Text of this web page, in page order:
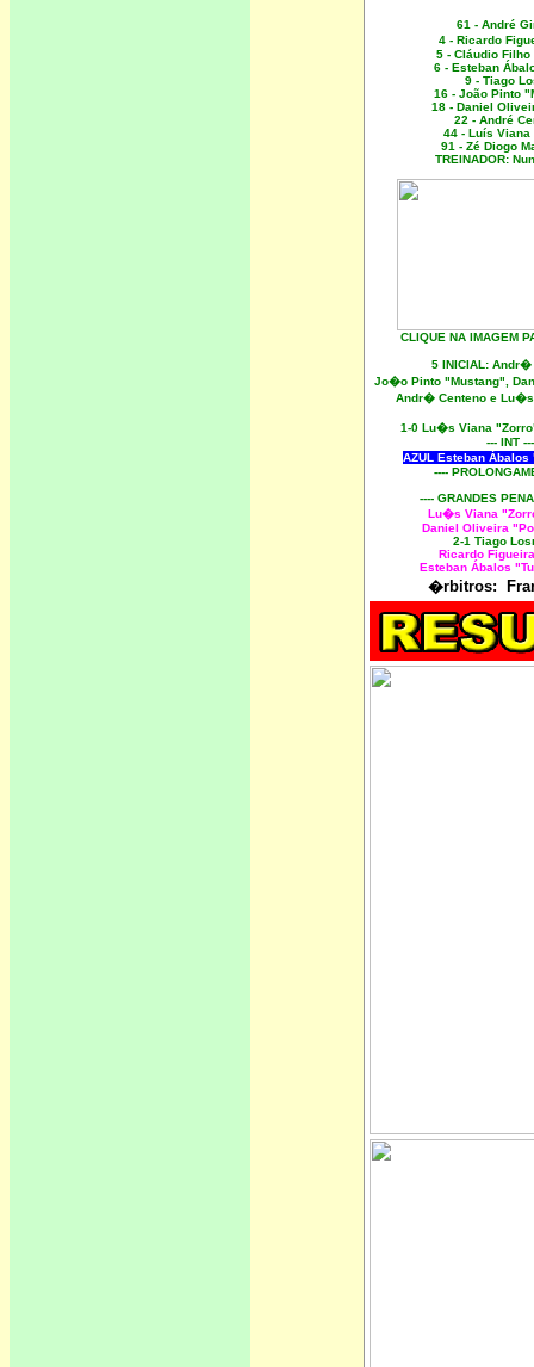
61 - André
4 - Ricardo
5 - Cláudio
6 - Esteban
9 - Tiago
16 - João Pinto
18 - Daniel
22 - André
44 - Luís
91 - Zé Diogo
TREINADOR:
CLIQUE NA IMAGEM
5 INICIAL:
Jo�o Pinto "Mustang",
Andr� Centeno e
1-0 Lu�s Viana
--- INT ---
AZUL Esteban
----
---- GRANDES
Lu�s Viana
Daniel Oliveira
2-1 Tiago
Ricardo
Esteban Ábalos
�rbitros: